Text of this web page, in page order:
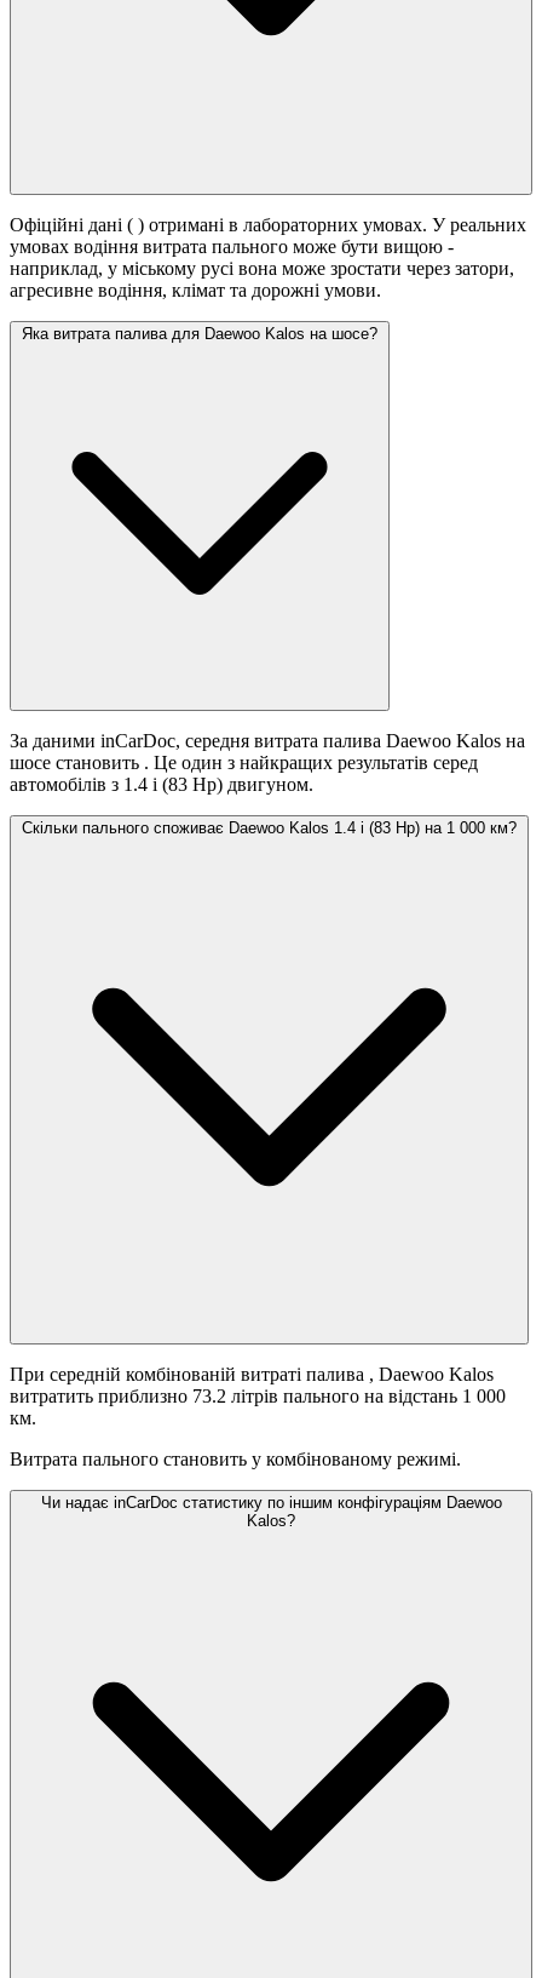
Офіційні дані ( ) отримані в лабораторних умовах. У реальних
умовах водіння витрата пального може бути вищою -
наприклад, у міському русі вона може зростати через затори,
агресивне водіння, клімат та дорожні умови.
Яка витрата палива для Daewoo Kalos на шосе?
За даними inCarDoc, середня витрата палива Daewoo Kalos на
шосе становить . Це один з найкращих результатів серед
автомобілів з 1.4 i (83 Hp) двигуном.
Скільки пального споживає Daewoo Kalos 1.4 i (83 Hp) на 1 000 км?
При середній комбінованій витраті палива , Daewoo Kalos
витратить приблизно 73.2 літрів пального на відстань 1 000
км.
Витрата пального становить у комбінованому режимі.
Чи надає inCarDoc статистику по іншим конфігураціям Daewoo
Kalos?